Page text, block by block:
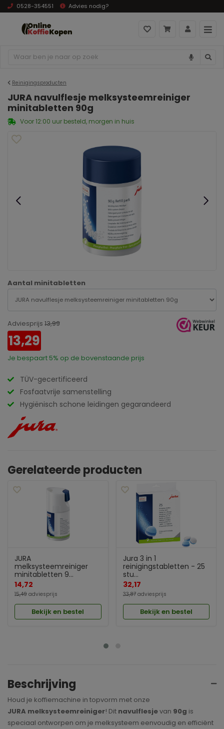
0528-354551 Advies nodig?
Reinigingsproducten
JURA navulflesje melksysteemreiniger
minitabletten 90g
TÜV-gecertificeerd
Fosfaatvrije samenstelling
Hygiënisch schone leidingen gegarandeerd
Aantal minitabletten
Adviesprijs 13,99
13,29
Je bespaart 5% op de bovenstaande prijs
Voor 12:00 uur besteld, morgen in huis
Beschrijving
Houd je koffiemachine in topvorm met onze
JURA melksysteemreiniger! Dit navulflesjevan 90g is
speciaal ontworpen om je melksysteem eenvoudig en efficiënt
Gerelateerde producten
JURA
melksysteemreiniger
minitabletten 9...
14,72
15,49 adviesprijs
Bekijk en bestel
Jura 3 in 1
reinigingstabletten - 25
stu...
32,17
33,87adviesprijs
Bekijk en bestel